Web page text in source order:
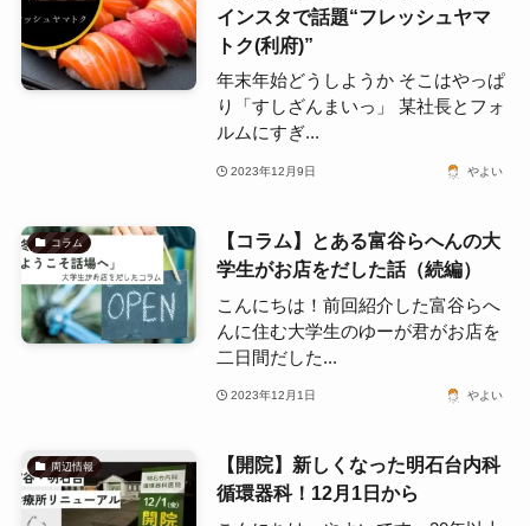
インスタで話題“フレッシュヤマ
トク(利府)”
年末年始どうしようか そこはやっぱ
り「すしざんまいっ」 某社長とフォ
ルムにすぎ...
2023年12月9日 やよい
コラム
【コラム】とある富谷らへんの大
学生がお店をだした話（続編）
こんにちは！前回紹介した富谷らへ
んに住む大学生のゆーが君がお店を
二日間だした...
2023年12月1日 やよい
周辺情報
【開院】新しくなった明石台内科
循環器科！12月1日から